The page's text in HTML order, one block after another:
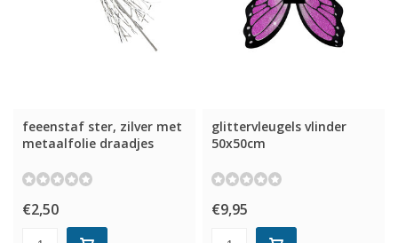
feeenstaf ster, zilver met
metaalfolie draadjes
€2,50
glittervleugels vlinder
50x50cm
€9,95